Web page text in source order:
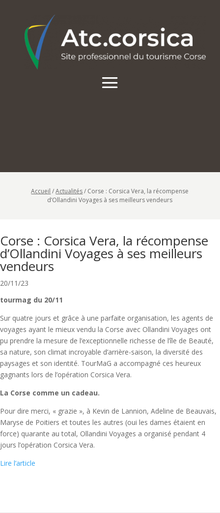
Accueil /Actualités/ Corse : Corsica Vera, la récompense
d’Ollandini Voyages à ses meilleurs vendeurs
Corse : Corsica Vera, la récompense
d’Ollandini Voyages à ses meilleurs
vendeurs
20/11/23
tourmag du 20/11
Sur quatre jours et grâce à une parfaite organisation, les agents de
voyages ayant le mieux vendu la Corse avec Ollandini Voyages ont
pu prendre la mesure de l’exceptionnelle richesse de l’île de Beauté,
sa nature, son climat incroyable d’arrière-saison, la diversité des
paysages et son identité. TourMaG a accompagné ces heureux
gagnants lors de l’opération Corsica Vera.
La Corse comme un cadeau.
Pour dire merci, « grazie », à Kevin de Lannion, Adeline de Beauvais,
Maryse de Poitiers et toutes les autres (oui les dames étaient en
force) quarante au total, Ollandini Voyages a organisé pendant 4
jours l’opération Corsica Vera.
Lire l’article